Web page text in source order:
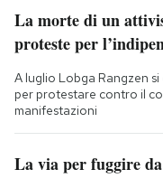
La morte di un
proteste per
A luglio Lobga Rangzen
per protestare contro il
manifestazioni
La via per fuggire